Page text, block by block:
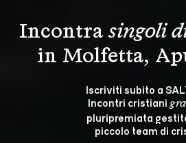
Incontra singoli
in Molfetta,
Iscriviti subito a
Incontri cristiani
pluripremiata
piccolo team di